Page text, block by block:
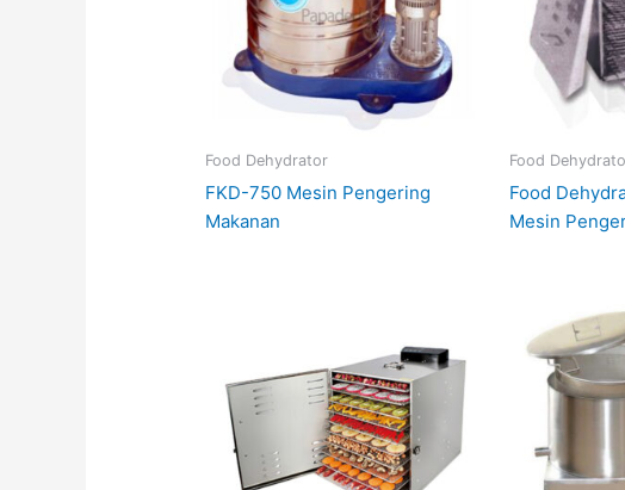
Food Dehydrator
FKD-750 Mesin Pengering
Makanan
Food
Food
Mesin